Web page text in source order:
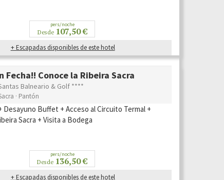
pers/noche
Desde 107,50 €
+ Escapadas disponibles de este hotel
Fecha!! Conoce la Ribeira Sacra
Balneario & Golf ****
· Pantón
Desayuno Buffet + Acceso al Circuito Termal +
Sacra + Visita a Bodega
pers/noche
Desde 136,50 €
+ Escapadas disponibles de este hotel